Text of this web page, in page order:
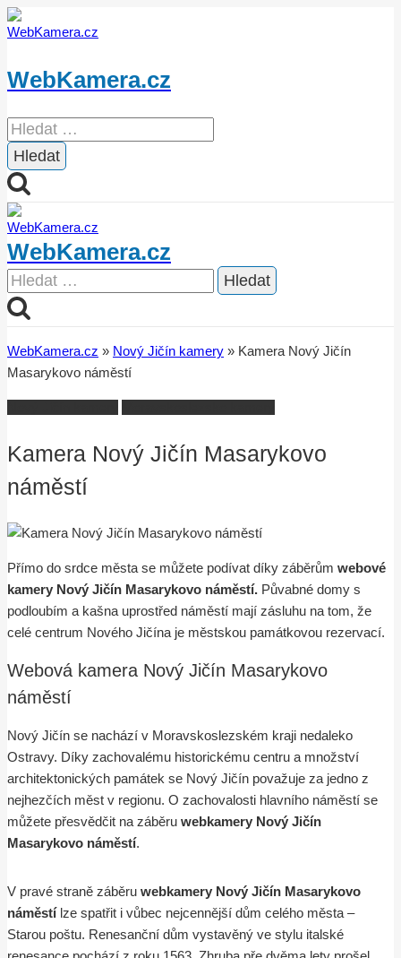
Přeskočit
na
WebKamera.cz
Vyhledávání
WebKamera.cz
Vyhledávání
WebKamera.cz » Nový Jičín kamery » Kamera Nový Jičín
Masarykovo náměstí
Kamera Nový Jičín Masarykovo
náměstí
Přímo do srdce města se můžete podívat díky záběrům webové
kamery Nový Jičín Masarykovo náměstí. Půvabné domy s
podloubím a kašna uprostřed náměstí mají zásluhu na tom, že
celé centrum Nového Jičína je městskou památkovou rezervací.
Webová kamera Nový Jičín Masarykovo
náměstí
Nový Jičín se nachází v Moravskoslezském kraji nedaleko
Ostravy. Díky zachovalému historickému centru a množství
architektonických památek se Nový Jičín považuje za jedno z
nejhezčích měst v regionu. O zachovalosti hlavního náměstí se
můžete přesvědčit na záběru webkamery Nový Jičín
Masarykovo náměstí.
V pravé straně záběru webkamery Nový Jičín Masarykovo
náměstílze spatřit i vůbec nejcennější dům celého města –
Starou poštu. Renesanční dům vystavěný ve stylu italské